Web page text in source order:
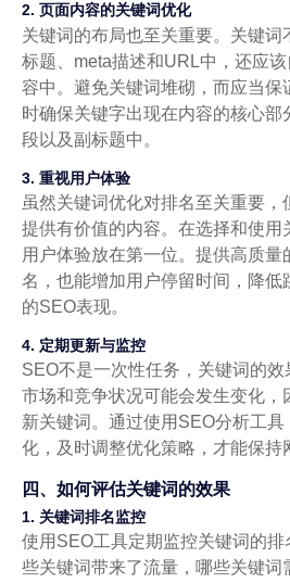
2. 页面内容的关键词优化
关键词的布局也至关重要。关键词
标题、meta描述和URL中，还应
容中。避免关键词堆砌，而应当保
时确保关键字出现在内容的核心部
段以及副标题中。
3. 重视用户体验
虽然关键词优化对排名至关重要，
提供有价值的内容。在选择和使用
用户体验放在第一位。提供高质量
名，也能增加用户停留时间，降低
的SEO表现。
4. 定期更新与监控
SEO不是一次性任务，关键词的效
市场和竞争状况可能会发生变化，
新关键词。通过使用SEO分析工
化，及时调整优化策略，才能保持
四、如何评估关键词的效果
1. 关键词排名监控
使用SEO工具定期监控关键词的
些关键词带来了流量，哪些关键词